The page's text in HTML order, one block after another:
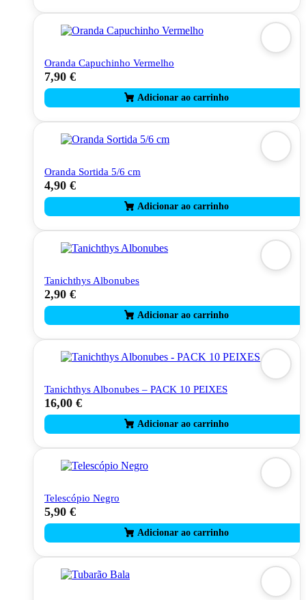
Oranda Capuchinho Vermelho
7,90 €
Oranda Sortida 5/6 cm
4,90 €
Tanichthys Albonubes
2,90 €
Tanichthys Albonubes – PACK 10 PEIXES
16,00 €
Telescópio Negro
5,90 €